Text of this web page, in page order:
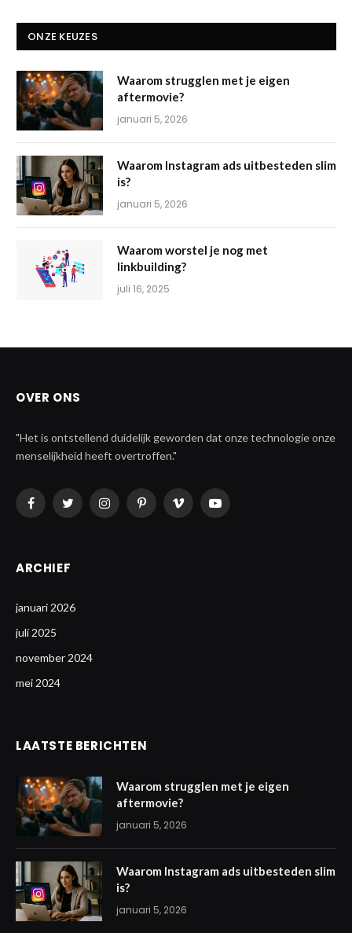
ONZE KEUZES
Waarom strugglen met je eigen
aftermovie?
januari 5, 2026
Waarom Instagram ads uitbesteden slim
is?
januari 5, 2026
Waarom worstel je nog met
linkbuilding?
juli 16, 2025
OVER ONS
"Het is ontstellend duidelijk geworden dat onze technologie onze
menselijkheid heeft overtroffen."
FacebookTwitterInstagramPinterestVimeo YouTube
ARCHIEF
januari 2026
juli 2025
november 2024
mei 2024
LAATSTE BERICHTEN
Waarom strugglen met je eigen
aftermovie?
januari 5, 2026
Waarom Instagram ads uitbesteden slim
is?
januari 5, 2026